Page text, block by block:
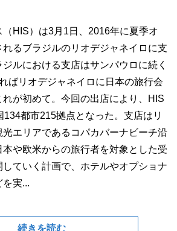
HIS）は3月1日、2016年に夏季オ
れるブラジルのリオデジャネイロに支
ルにおける支店はサンパウロに続く
ばリオデジャネイロに日本の旅行会
が初めて。今回の出店により、HIS
都市215拠点となった。支店はリ
エリアであるコパカバーナビーチ沿
や欧米からの旅行者を対象とした受
していく計画で、ホテルやオプショナ
を実...
続きを読む